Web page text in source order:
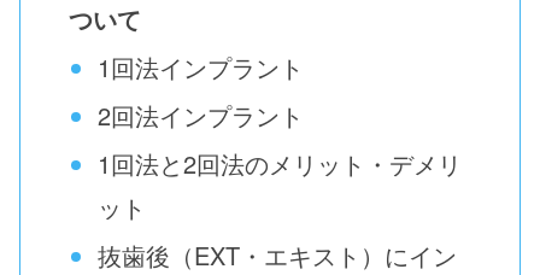
ついて
1回法インプラント
2回法インプラント
1回法と2回法のメリット・デメリ
ット
抜歯後（EXT・エキスト）にイン